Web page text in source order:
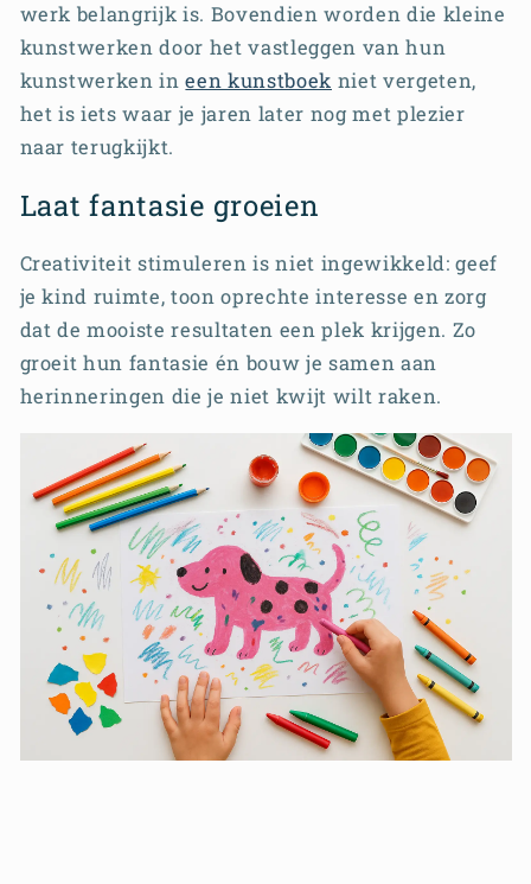
werk belangrijk is. Bovendien worden die kleine
kunstwerken door het vastleggen van hun
kunstwerken ineen kunstboek niet vergeten,
het is iets waar je jaren later nog met plezier
naar terugkijkt.
Laat fantasie groeien
Creativiteit stimuleren is niet ingewikkeld: geef
je kind ruimte, toon oprechte interesse en zorg
dat de mooiste resultaten een plek krijgen. Zo
groeit hun fantasie én bouw je samen aan
herinneringen die je niet kwijt wilt raken.